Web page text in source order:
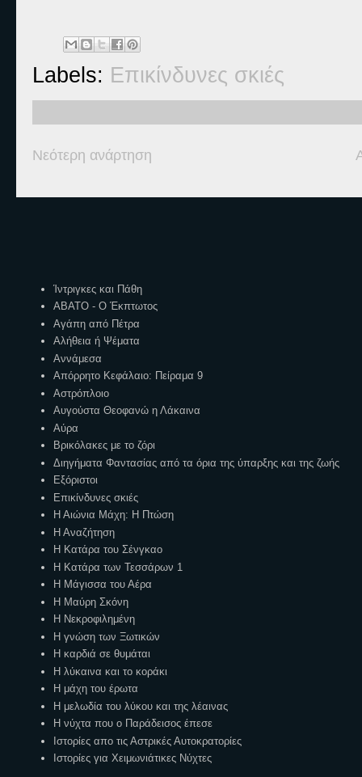
Labels: Επικίνδυνες σκιές
Νεότερη ανάρτηση
Ίντριγκες και Πάθη
ΑΒΑΤΟ - Ο Έκπτωτος
Αγάπη από Πέτρα
Αλήθεια ή Ψέματα
Αννάμεσα
Απόρρητο Κεφάλαιο: Πείραμα 9
Αστρόπλοιο
Αυγούστα Θεοφανώ η Λάκαινα
Αύρα
Βρικόλακες με το ζόρι
Διηγήματα Φαντασίας από τα όρια της ύπαρξης και της ζωής
Εξόριστοι
Επικίνδυνες σκιές
Η Αιώνια Μάχη: Η Πτώση
Η Αναζήτηση
Η Κατάρα του Σένγκαο
Η Κατάρα των Τεσσάρων 1
Η Μάγισσα του Αέρα
Η Μαύρη Σκόνη
Η Νεκροφιλημένη
Η γνώση των Ξωτικών
Η καρδιά σε θυμάται
Η λύκαινα και το κοράκι
Η μάχη του έρωτα
Η μελωδία του λύκου και της λέαινας
Η νύχτα που ο Παράδεισος έπεσε
Ιστορίες απο τις Αστρικές Αυτοκρατορίες
Ιστορίες για Χειμωνιάτικες Νύχτες